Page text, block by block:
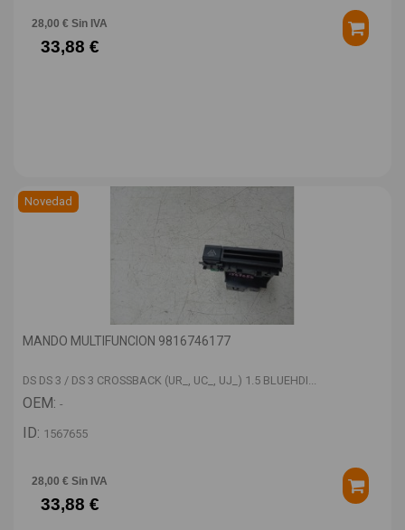
28,00 € Sin IVA
33,88 €
Novedad
MANDO MULTIFUNCION 9816746177
DS DS 3 / DS 3 CROSSBACK (UR_, UC_, UJ_) 1.5 BLUEHDI...
OEM: -
ID: 1567655
28,00 € Sin IVA
33,88 €